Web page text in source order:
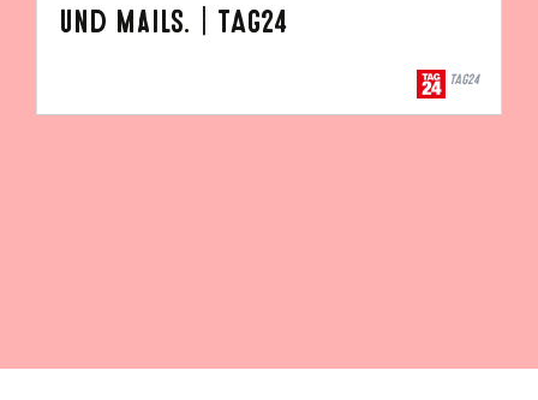
und Mails. | TAG24
TAG24